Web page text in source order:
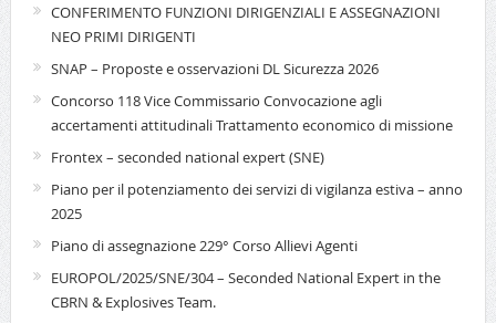
CONFERIMENTO FUNZIONI DIRIGENZIALI E ASSEGNAZIONI
NEO PRIMI DIRIGENTI
SNAP – Proposte e osservazioni DL Sicurezza 2026
Concorso 118 Vice Commissario Convocazione agli
accertamenti attitudinali Trattamento economico di missione
Frontex – seconded national expert (SNE)
Piano per il potenziamento dei servizi di vigilanza estiva – anno
2025
Piano di assegnazione 229° Corso Allievi Agenti
EUROPOL/2025/SNE/304 – Seconded National Expert in the
CBRN & Explosives Team.